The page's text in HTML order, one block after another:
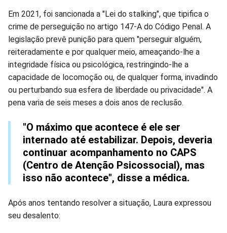
Em 2021, foi sancionada a "Lei do stalking", que tipifica o
crime de perseguição no artigo 147-A do Código Penal. A
legislação prevê punição para quem "perseguir alguém,
reiteradamente e por qualquer meio, ameaçando-lhe a
integridade física ou psicológica, restringindo-lhe a
capacidade de locomoção ou, de qualquer forma, invadindo
ou perturbando sua esfera de liberdade ou privacidade". A
pena varia de seis meses a dois anos de reclusão.
"O máximo que acontece é ele ser
internado até estabilizar. Depois, deveria
continuar acompanhamento no CAPS
(Centro de Atenção Psicossocial), mas
isso não acontece", disse a médica.
Após anos tentando resolver a situação, Laura expressou
seu desalento: